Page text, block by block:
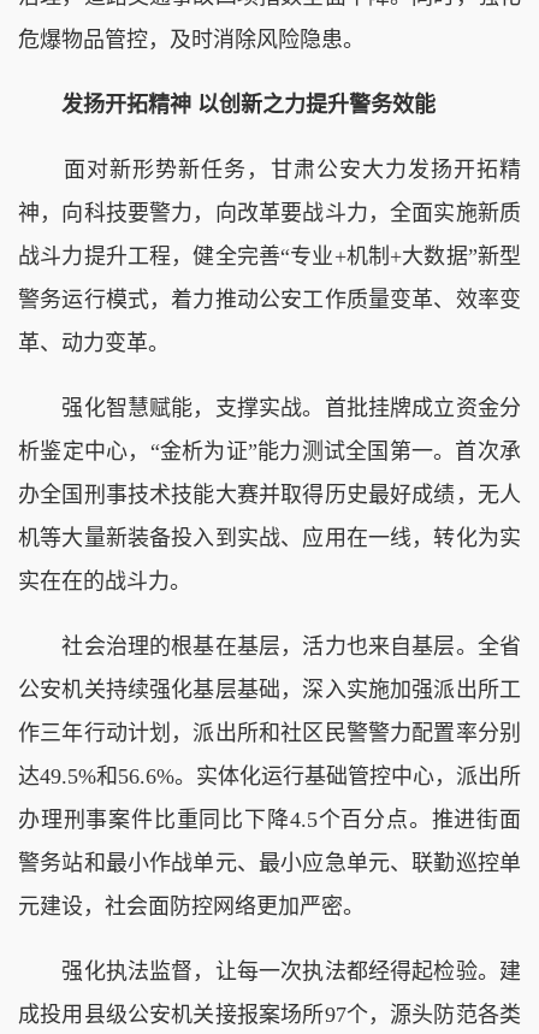
危爆物品管控，及时消除风险隐患。
发扬开拓精神 以创新之力提升警务效能
面对新形势新任务，甘肃公安大力发扬开拓精
神，向科技要警力，向改革要战斗力，全面实施新质
战斗力提升工程，健全完善“专业+机制+大数据”新型
警务运行模式，着力推动公安工作质量变革、效率变
革、动力变革。
强化智慧赋能，支撑实战。首批挂牌成立资金分
析鉴定中心，“金析为证”能力测试全国第一。首次承
办全国刑事技术技能大赛并取得历史最好成绩，无人
机等大量新装备投入到实战、应用在一线，转化为实
实在在的战斗力。
社会治理的根基在基层，活力也来自基层。全省
公安机关持续强化基层基础，深入实施加强派出所工
作三年行动计划，派出所和社区民警警力配置率分别
达49.5%和56.6%。实体化运行基础管控中心，派出所
办理刑事案件比重同比下降4.5个百分点。推进街面
警务站和最小作战单元、最小应急单元、联勤巡控单
元建设，社会面防控网络更加严密。
强化执法监督，让每一次执法都经得起检验。建
成投用县级公安机关接报案场所97个，源头防范各类